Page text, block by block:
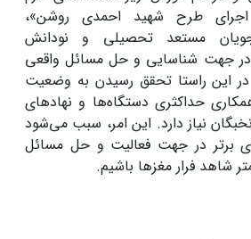
طرح شهید احمدی روشن»،
مستعد تحصیلی و نودانش
در جهت شناسایی و حل مسائل واقعی
این راستا تحقق رسیدن به وضعیت
حداکثری دستگاه‌ها و نهادهای
نیاز دارد. این امر، سبب می‌شود
برتر در جهت فعالیت و حل مسائل
شاهد فرار مغزها باشیم.